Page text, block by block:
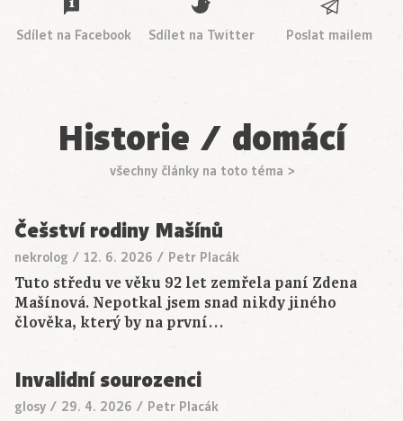
Sdílet na Facebook Sdílet na Twitter Poslat mailem
Historie / domácí
všechny články na toto téma >
Češství rodiny Mašínů
nekrolog / 12. 6. 2026 / Petr Placák
Tuto středu ve věku 92 let zemřela paní Zdena
Mašínová. Nepotkal jsem snad nikdy jiného
člověka, který by na první…
Invalidní sourozenci
glosy / 29. 4. 2026 / Petr Placák